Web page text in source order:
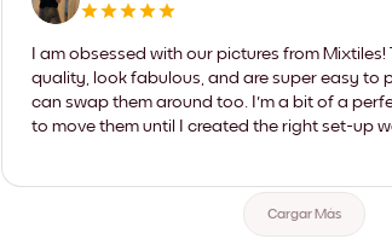
I am obsessed with our pictures from
quality, look fabulous, and are super easy to
can swap them around too. I'm a bit of a
to move them until I created the right set-up
Cargar Más